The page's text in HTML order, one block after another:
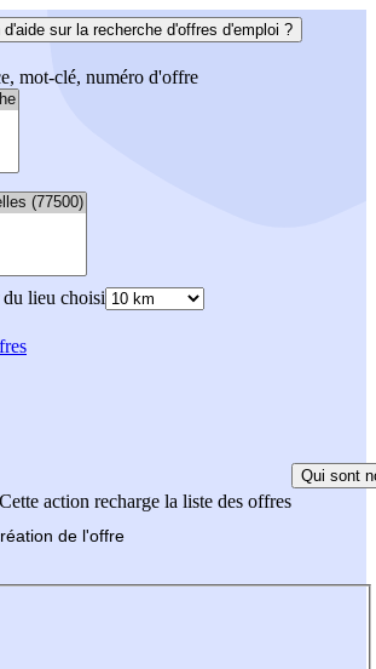
d'aide sur la recherche d'offres d'emploi ?
mot-clé, numéro d'offre
lieu choisi
Cette action recharge la liste des offres
Qui sont
de l'offre